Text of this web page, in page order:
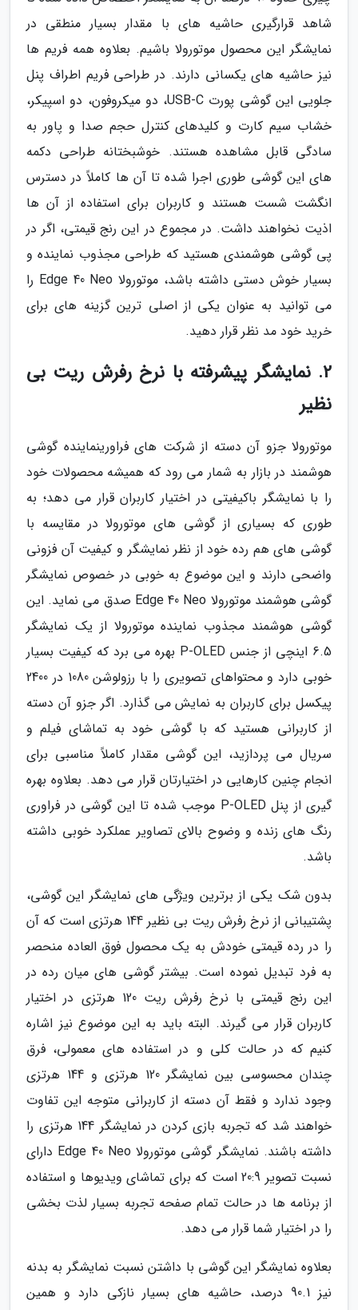
شاهد قرارگیری حاشیه های با مقدار بسیار منطقی در
نمایشگر این محصول موتورولا باشیم. بعلاوه همه فریم ها
نیز حاشیه های یکسانی دارند. در طراحی فریم اطراف پنل
جلویی این گوشی پورت USB-C، دو میکروفون، دو اسپیکر،
خشاب سیم کارت و کلیدهای کنترل حجم صدا و پاور به
سادگی قابل مشاهده هستند. خوشبختانه طراحی دکمه
های این گوشی طوری اجرا شده تا آن ها کاملاً در دسترس
انگشت شست هستند و کاربران برای استفاده از آن ها
اذیت نخواهند داشت. در مجموع در این رنج قیمتی، اگر در
پی گوشی هوشمندی هستید که طراحی مجذوب نماینده و
بسیار خوش دستی داشته باشد، موتورولا Edge 40 Neo را
می توانید به عنوان یکی از اصلی ترین گزینه های برای
خرید خود مد نظر قرار دهید.
2. نمایشگر پیشرفته با نرخ رفرش ریت بی
نظیر
موتورولا جزو آن دسته از شرکت های فراورینماینده گوشی
هوشمند در بازار به شمار می رود که همیشه محصولات خود
را با نمایشگر باکیفیتی در اختیار کاربران قرار می دهد؛ به
طوری که بسیاری از گوشی های موتورولا در مقایسه با
گوشی های هم رده خود از نظر نمایشگر و کیفیت آن فزونی
واضحی دارند و این موضوع به خوبی در خصوص نمایشگر
گوشی هوشمند موتورولا Edge 40 Neo صدق می نماید. این
گوشی هوشمند مجذوب نماینده موتورولا از یک نمایشگر
6.5 اینچی از جنس P-OLED بهره می برد که کیفیت بسیار
خوبی دارد و محتواهای تصویری را با رزولوشن 1080 در 2400
پیکسل برای کاربران به نمایش می گذارد. اگر جزو آن دسته
از کاربرانی هستید که با گوشی خود به تماشای فیلم و
سریال می پردازید، این گوشی مقدار کاملاً مناسبی برای
انجام چنین کارهایی در اختیارتان قرار می دهد. بعلاوه بهره
گیری از پنل P-OLED موجب شده تا این گوشی در فراوری
رنگ های زنده و وضوح بالای تصاویر عملکرد خوبی داشته
باشد.
بدون شک یکی از برترین ویژگی های نمایشگر این گوشی،
پشتیبانی از نرخ رفرش ریت بی نظیر 144 هرتزی است که آن
را در رده قیمتی خودش به یک محصول فوق العاده منحصر
به فرد تبدیل نموده است. بیشتر گوشی های میان رده در
این رنج قیمتی با نرخ رفرش ریت 120 هرتزی در اختیار
کاربران قرار می گیرند. البته باید به این موضوع نیز اشاره
کنیم که در حالت کلی و در استفاده های معمولی، فرق
چندان محسوسی بین نمایشگر 120 هرتزی و 144 هرتزی
وجود ندارد و فقط آن دسته از کاربرانی متوجه این تفاوت
خواهند شد که تجربه بازی کردن در نمایشگر 144 هرتزی را
داشته باشند. نمایشگر گوشی موتورولا Edge 40 Neo دارای
نسبت تصویر 20:9 است که برای تماشای ویدیوها و استفاده
از برنامه ها در حالت تمام صفحه تجربه بسیار لذت بخشی
را در اختیار شما قرار می دهد.
بعلاوه نمایشگر این گوشی با داشتن نسبت نمایشگر به بدنه
نیز 90.1 درصد، حاشیه های بسیار نازکی دارد و همین